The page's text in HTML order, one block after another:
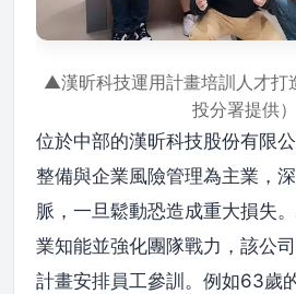
▲漢昕科技運用計畫培訓人才打
投分署提供）
位於中部的漢昕科技股份有限
整備與企業風險管理為主業，
脈，一旦鬆動恐造成重大損失
業知能並強化團隊戰力，該公
計畫安排員工參訓。例如63歲